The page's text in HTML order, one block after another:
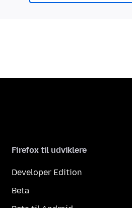
Firefox til udviklere
Developer Edition
Beta